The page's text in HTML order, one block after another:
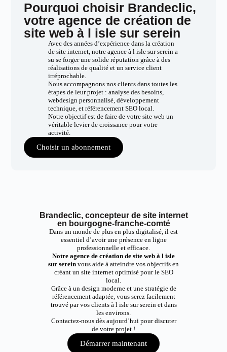
Pourquoi choisir Brandeclic,
votre agence de création de
site web à l isle sur serein
Avec des années d’expérience dans la création
de site internet, notre agence à l isle sur serein a
su se forger une solide réputation grâce à des
réalisations de qualité et un service client
irréprochable.
Nous accompagnons nos clients dans toutes les
étapes de leur projet : analyse des besoins,
webdesign personnalisé, développement
technique, et référencement SEO local.
Notre objectif est de faire de votre site web un
véritable levier de croissance pour votre
activité.
Choisir un abonnement
Brandeclic, concepteur de site internet
en bourgogne-franche-comté
Dans un monde de plus en plus digitalisé, il est
essentiel d’avoir une présence en ligne
professionnelle et efficace.
Notre agence de création de site web à l isle
sur serein vous aide à atteindre vos objectifs en
créant un site internet optimisé pour le SEO
local.
Grâce à un design moderne et une stratégie de
référencement adaptée, vous serez facilement
trouvé par vos clients à l isle sur serein et dans
les environs.
Contactez-nous dès aujourd’hui pour discuter
de votre projet !
Démarrer maintenant